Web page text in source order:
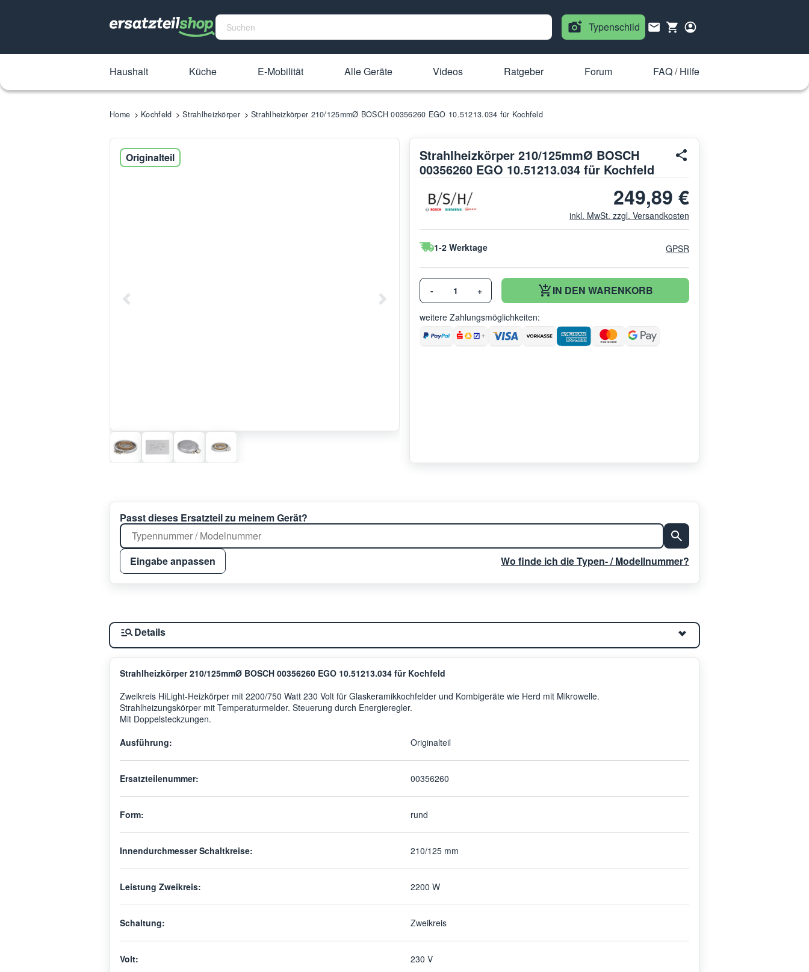
Typenschild
Haushalt Küche E-Mobilität Alle Geräte Videos Ratgeber Forum FAQ / Hilfe
Home Kochfeld Strahlheizkörper Strahlheizkörper 210/125mmØ BOSCH 00356260 EGO 10.51213.034 für Kochfeld
Originalteil
Strahlheizkörper 210/125mmØ BOSCH
00356260 EGO 10.51213.034 für Kochfeld
249,89 €
inkl. MwSt. zzgl. Versandkosten
1-2 Werktage GPSR
- + IN DEN WARENKORB
weitere Zahlungsmöglichkeiten:
Passt dieses Ersatzteil zu meinem Gerät?
Eingabe anpassen Wo finde ich die Typen- / Modellnummer?
Details
Strahlheizkörper 210/125mmØ BOSCH 00356260 EGO 10.51213.034 für Kochfeld
Zweikreis HiLight-Heizkörper mit 2200/750 Watt 230 Volt für Glaskeramikkochfelder und Kombigeräte wie Herd mit Mikrowelle.
Strahlheizungskörper mit Temperaturmelder. Steuerung durch Energieregler.
Mit Doppelsteckzungen.
Ausführung:
Originalteil
Ersatzteilenummer: 00356260
Form: rund
Innendurchmesser Schaltkreise: 210/125 mm
Leistung Zweikreis: 2200 W
Schaltung: Zweikreis
Volt: 230 V